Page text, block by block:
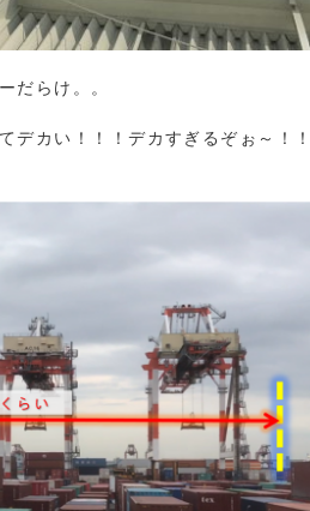
だらけ。。
デカい！！！デカすぎるぞぉ～！！